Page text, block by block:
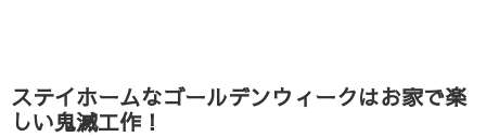
ステイホームなゴールデンウィークはお家で楽
しい鬼滅工作！